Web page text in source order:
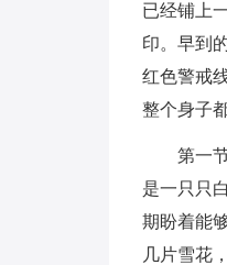
已经铺上
印。早到
红色警戒
整个身子
第一
是一只只
期盼着能
几片雪花